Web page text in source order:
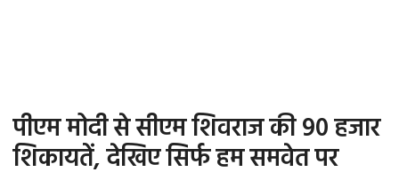
Office Office
पीएम मोदी से सीएम शिवराज की 90 हजार
शिकायतें, देखिए सिर्फ हम समवेत पर